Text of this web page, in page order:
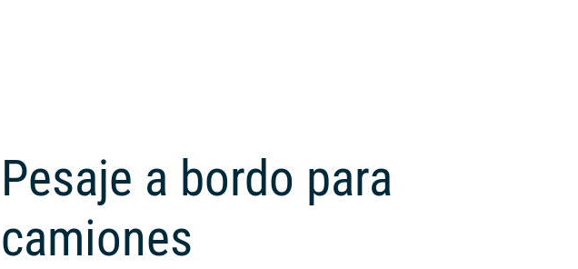
Pesaje a bordo para
camiones